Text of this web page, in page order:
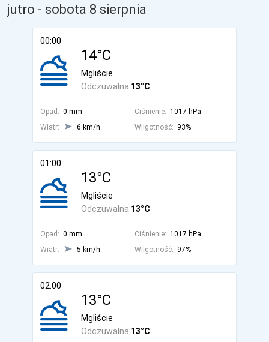
jutro - sobota 8 sierpnia
00:00
14°C
Odczuwalna 13°C
Mgliście
Opad: 0 mm Ciśnienie: 1017 hPa
Wiatr:
6 km/h Wilgotność: 93%
01:00
13°C
Odczuwalna 13°C
Mgliście
Opad: 0 mm Ciśnienie: 1017 hPa
Wiatr:
5 km/h Wilgotność: 97%
02:00
13°C
Odczuwalna 13°C
Mgliście